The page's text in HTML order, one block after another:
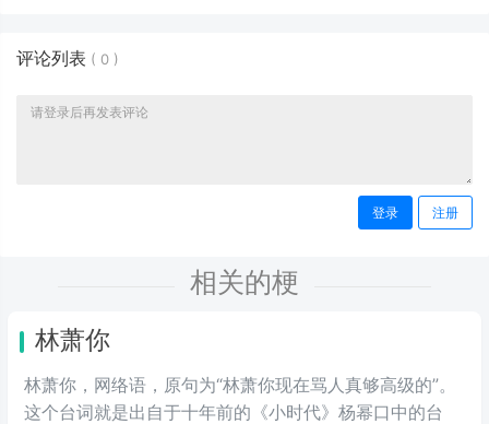
评论列表 ( 0 )
登录 注册
相关的梗
林萧你
林萧你，网络语，原句为“林萧你现在骂人真够高级的”。
这个台词就是出自于十年前的《小时代》杨幂口中的台